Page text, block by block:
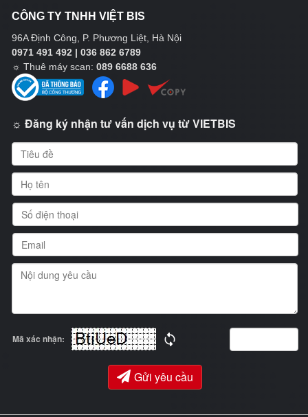
CÔNG TY TNHH VIỆT BIS
96A Định Công, P. Phương Liệt, Hà Nội
0971 491 492 | 036 862 6789
☼ Thuê máy scan: 089 6688 636
☼ Đăng ký nhận tư vấn dịch vụ từ VIETBIS
Mã xác nhận:
Gửi yêu cầu